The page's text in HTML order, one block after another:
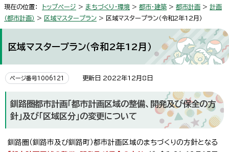
現在の位置： トップページ > まちづくり・環境 > 都市・建築 > 都市計画 > 計画
（都市計画） > 区域マスタープラン > 区域マスタープラン（令和2年12月）
区域マスタープラン（令和2年12月）
ページ番号1006121 更新日 2022年12月8日
釧路圏都市計画「都市計画区域の整備、開発及び保全の方
針」及び「区域区分」の変更について
釧路圏（釧路市及び釧路町）都市計画区域のまちづくりの方針となる